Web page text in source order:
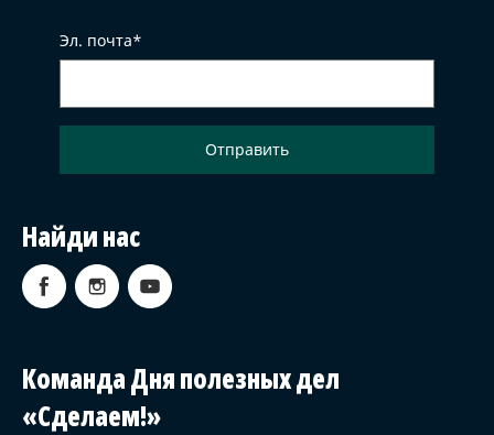
Эл. почта
Найди нас
Команда Дня полезных дел
«Сделаем!»